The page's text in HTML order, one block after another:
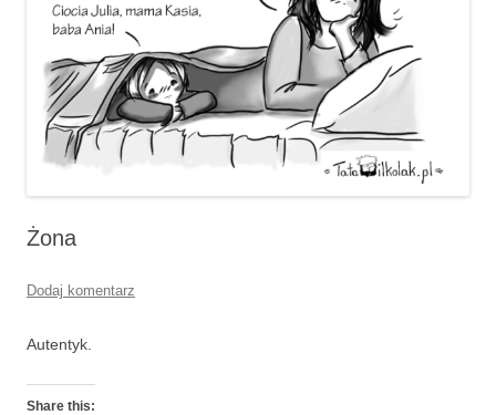
Żona
Dodaj komentarz
Autentyk.
Share this: